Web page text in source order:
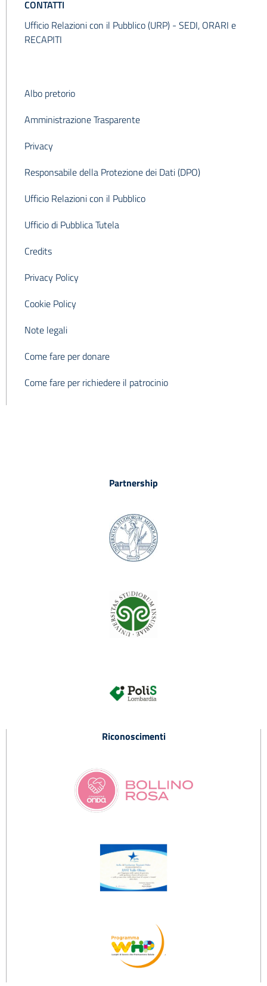
CONTATTI
Ufficio Relazioni con il Pubblico (URP) - SEDI, ORARI e
RECAPITI
Albo pretorio
Amministrazione Trasparente
Privacy
Responsabile della Protezione dei Dati (DPO)
Ufficio Relazioni con il Pubblico
Ufficio di Pubblica Tutela
Credits
Privacy Policy
Cookie Policy
Note legali
Come fare per donare
Come fare per richiedere il patrocinio
Partnership
Riconoscimenti